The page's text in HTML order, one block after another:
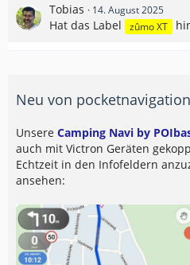
Tobias 14. August 2025
Hat das Label zûmo XT
Neu von
Unsere Camping Navi by
auch mit Victron Geräten
Echtzeit in den Infofeldern
ansehen: